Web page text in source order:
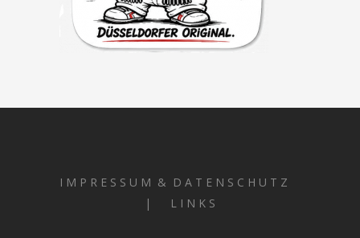
I M P R E S S U M & D A T E N S C H U T Z
| L I N K S